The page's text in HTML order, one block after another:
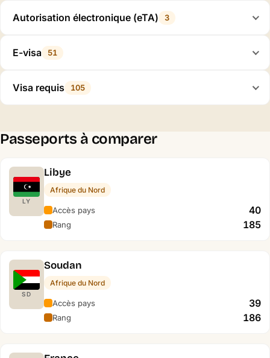
Autorisation électronique (eTA) 3
E-visa 51
Visa requis 105
Passeports à comparer
LY
Libye
Afrique du Nord
Accès pays 40
Rang 185
SD
Soudan
Afrique du Nord
Accès pays 39
Rang 186